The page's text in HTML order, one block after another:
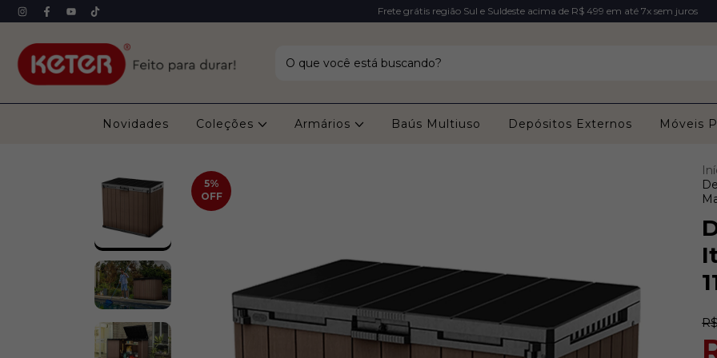
Frete grátis região Sul e Suldeste acima de R$ 499 em até 7x sem juros
Novidades Coleções Armários Baús Multiuso Depósitos Externos Móveis
5%
OFF